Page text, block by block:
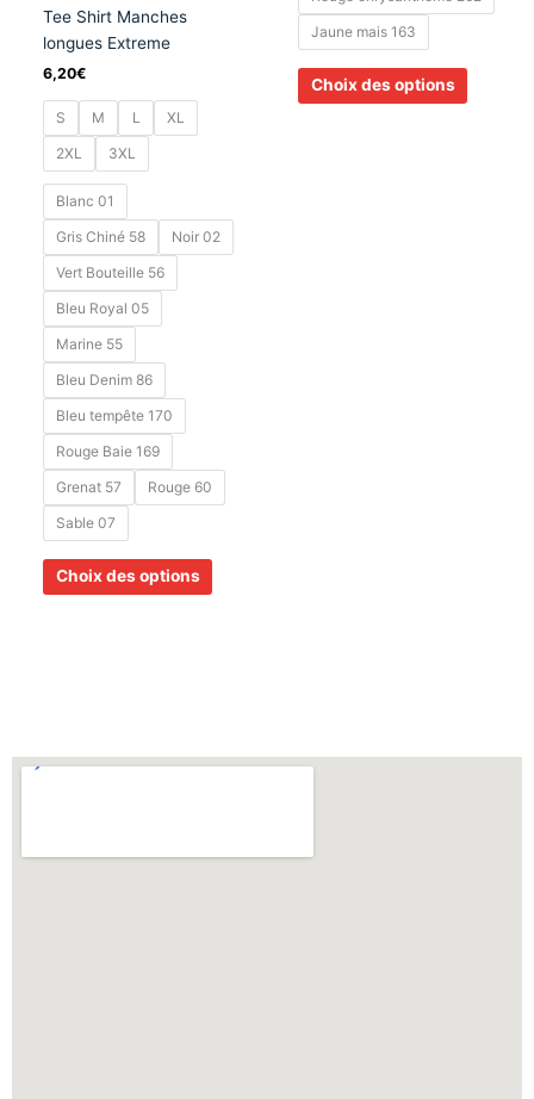
Tee Shirt Manches
longues Extreme
6,20€
S M L
XL
2XL
3XL
Blanc 01
Gris Chiné 58
Noir 02
Vert Bouteille 56
Bleu Royal 05
Marine 55
Bleu Denim 86
Bleu tempête 170
Rouge Baie 169
Grenat 57
Rouge 60
Sable 07
Choix des options
Jaune mais 163
Choix des options